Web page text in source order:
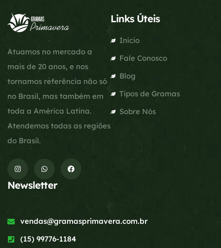
Atuamos no mercado a
mais de 20 anos, e nos
tornamos referência não só
no Brasil, mas também em
toda a América Latina.
Atendemos todas as regiões
do Brasil.
Links Úteis
Início
Fale Conosco
Blog
Tipos de Gramas
Sobre Nós
Newsletter
vendas@gramasprimavera.com.br
(15) 99776-1184